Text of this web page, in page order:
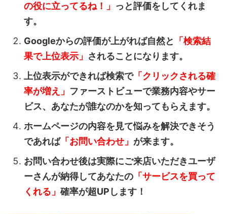
の役に立ってるね！」 っと評価をしてくれま
す。
Googleからの評価が上がれば自然と
「検索結
果で上位表示」 されることになります。
上位表示ができれば検索で「クリックされる確
率が増え」 ファーストビューで業務内容やサー
ビス、あなたが誰なのかを知ってもらえます。
ホームページの内容を見て悩みを解決できそう
であれば「お問い合わせ」 が来ます。
お問い合わせ後は実際にご来店いただきユーザ
ーさんが納得してあなたの 「サービスを買って
くれる」確率が超UPします！